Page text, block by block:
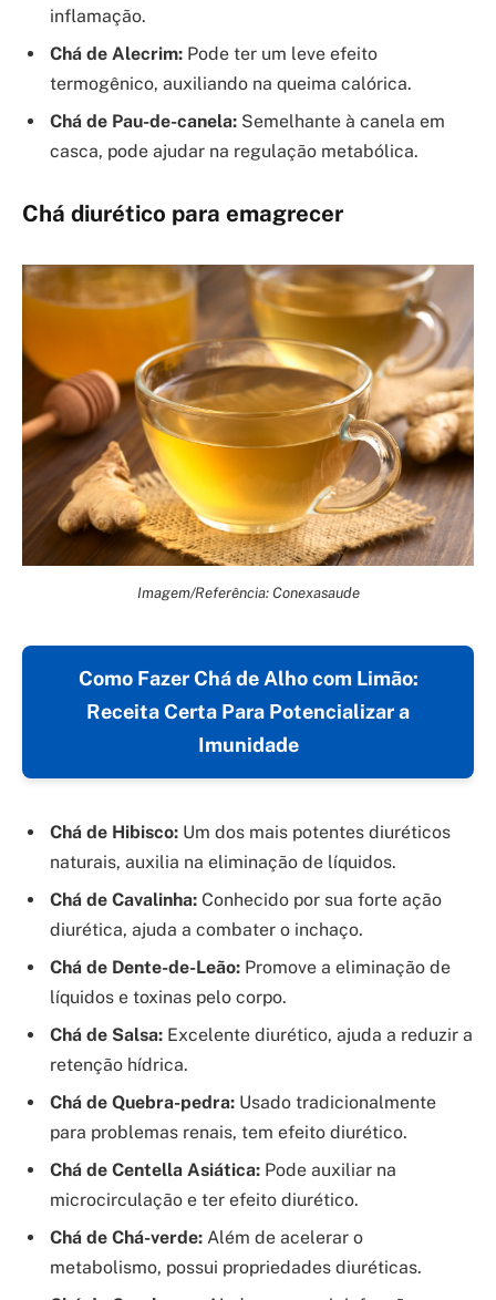
inflamação.
Chá de Alecrim: Pode ter um leve efeito
termogênico, auxiliando na queima calórica.
Chá de Pau-de-canela: Semelhante à canela em
casca, pode ajudar na regulação metabólica.
Chá diurético para emagrecer
Imagem/Referência: Conexasaude
Como Fazer Chá de Alho com Limão:
Receita Certa Para Potencializar a
Imunidade
Chá de Hibisco: Um dos mais potentes diuréticos
naturais, auxilia na eliminação de líquidos.
Chá de Cavalinha: Conhecido por sua forte ação
diurética, ajuda a combater o inchaço.
Chá de Dente-de-Leão: Promove a eliminação de
líquidos e toxinas pelo corpo.
Chá de Salsa: Excelente diurético, ajuda a reduzir a
retenção hídrica.
Chá de Quebra-pedra: Usado tradicionalmente
para problemas renais, tem efeito diurético.
Chá de Centella Asiática: Pode auxiliar na
microcirculação e ter efeito diurético.
Chá de Chá-verde: Além de acelerar o
metabolismo, possui propriedades diuréticas.